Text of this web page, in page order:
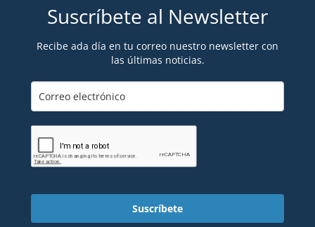
Suscríbete al Newsletter
Recibe ada día en tu correo nuestro newsletter con
las últimas noticias.
Suscríbete